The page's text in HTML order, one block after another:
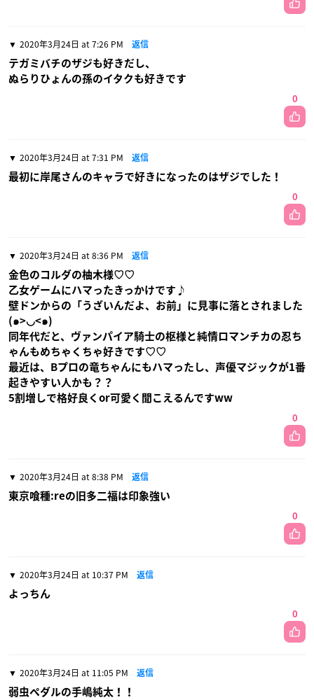
2020年3月24日 at 7:26 PM 返信
テガミバチのザジも好きだし、
ぬらりひょんの孫のイタクも好きです
0
2020年3月24日 at 7:31 PM 返信
最初に岸尾さんのキャラで好きになったのはザジでした！
0
2020年3月24日 at 8:36 PM 返信
金色のコルダの柚木様♡♡
乙女ゲームにハマったきっかけです♪
壁ドンからの「うざいんだよ、お前」に見事に落とされました
(๑>◡<๑)
同年代だと、ヴァンパイア騎士の枢様と純情ロマンチカの忍ち
ゃんもめちゃくちゃ好きです♡♡
最近は、Bプロの竜ちゃんにもハマったし、声優マジックが1番
起きやすい人かも？？
5割増しで格好良くor可愛く聞こえるんですww
0
2020年3月24日 at 8:38 PM 返信
東京喰種:reの旧多二福は印象強い
0
2020年3月24日 at 10:37 PM 返信
よっちん
0
2020年3月24日 at 11:05 PM 返信
弱虫ペダルの手嶋純太！！